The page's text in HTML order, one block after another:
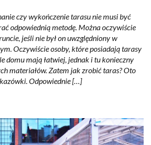
czy wykończenie tarasu nie musi być
odpowiednią metodę. Można oczywiście
jeśli nie był on uwzględniony w
Oczywiście osoby, które posiadają tarasy
domu mają łatwiej, jednak i tu konieczny
materiałów. Zatem jak zrobić taras? Oto
Odpowiednie […]